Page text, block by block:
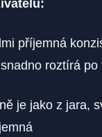
příjemná
roztírá po
je jako z jara,